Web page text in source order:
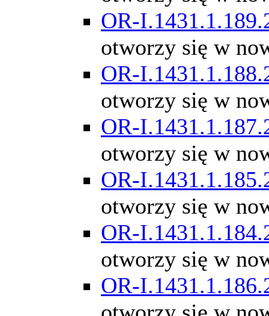
OR-
otworzy się w
OR-
otworzy się w
OR-
otworzy się w
OR-
otworzy się w
OR-
otworzy się w
OR-